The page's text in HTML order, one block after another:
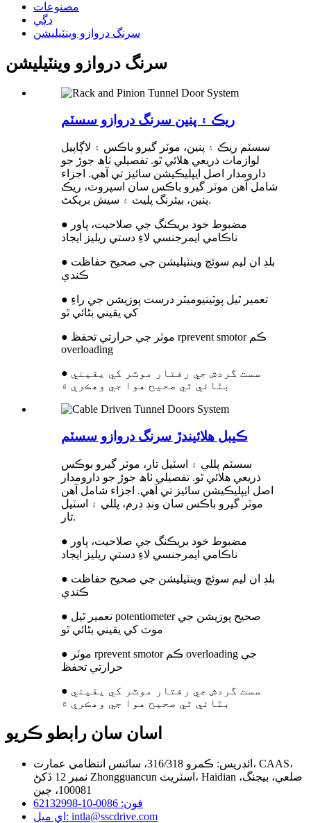
مصنوعات
ڍڳي
سرنگ دروازو وينٽيليشن
سرنگ دروازو وينٽيليشن
ريڪ ۽ پنين سرنگ دروازو سسٽم
سسٽم ريڪ ۽ پنين، موٽر گيرو باڪس ۽ لاڳاپيل
لوازمات ذريعي هلائي ٿو. تفصيلي ٺاھ جوڙ جو
دارومدار اصل ايپليڪيشن سائيز تي آھي. اجزاء
شامل آهن موٽر گيرو باڪس سان اسپروٽ، ريڪ
پنين، بيئرنگ پليٽ ۽ سيش بریکٹ.
● مضبوط خود بريڪنگ جي صلاحيت، پاور
ناڪامي ايمرجنسي لاءِ دستي ريليز ايجاد
● بلڊ ان ليم سوئچ وينٽيليشن جي صحيح حفاظت
ڪندي
● تعمير ٿيل پوٽينيوميٽر درست پوزيشن جي راءِ
کي يقيني بڻائي ٿو
● موٽر جي حرارتي تحفظ rprevent smotor ڪم
overloading
● سست گردش جي رفتار موٽر کي يقيني
بڻائي ٿي صحيح هوا جي وهڪري ۾
ڪيبل هلائيندڙ سرنگ دروازو سسٽم
سسٽم پللي ۽ اسٽيل تار، موٽر گيرو بوڪس
ذريعي هلائي ٿو. تفصيلي ٺاھ جوڙ جو دارومدار
اصل ايپليڪيشن سائيز تي آھي. اجزاء شامل آهن
موٽر گيرو باڪس سان ونڊ ڊرم، پللي ۽ اسٽيل
تار.
● مضبوط خود بريڪنگ جي صلاحيت، پاور
ناڪامي ايمرجنسي لاءِ دستي ريليز ايجاد
● بلڊ ان ليم سوئچ وينٽيليشن جي صحيح حفاظت
ڪندي
● تعمير ٿيل potentiometer صحيح پوزيشن جي
موٽ کي يقيني بڻائي ٿو
● موٽر rprevent smotor ڪم overloading جي
حرارتي تحفظ
● سست گردش جي رفتار موٽر کي يقيني
بڻائي ٿي صحيح هوا جي وهڪري ۾
اسان سان رابطو ڪريو
ائڊريس: ڪمرو 316/318، سائنس انتظامي عمارت، CAAS،
نمبر 12 ڏکڻ Zhongguancun اسٽريٽ، Haidian ضلعي، بيجنگ،
100081، چين
فون: 0086-10-62132998
اي ميل: intla@sscdrive.com